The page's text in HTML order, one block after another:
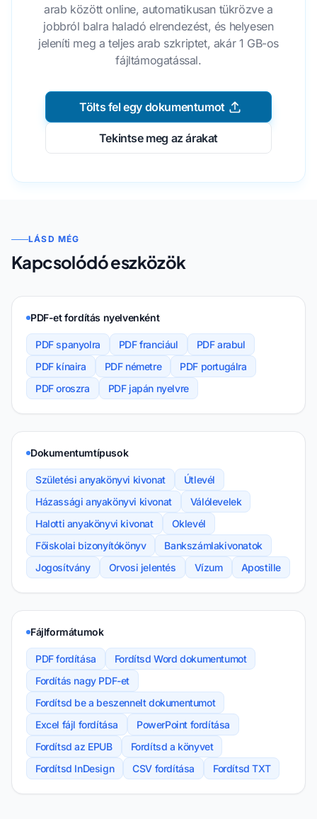
arab között online, automatikusan tükrözve a
jobbról balra haladó elrendezést, és helyesen
jeleníti meg a teljes arab szkriptet, akár 1 GB-os
fájltámogatással.
Tölts fel egy dokumentumot
Tekintse meg az árakat
LÁSD MÉG
Kapcsolódó eszközök
PDF-et fordítás nyelvenként
PDF spanyolra PDF franciául
PDF arabul
PDF kínaira
PDF németre
PDF portugálra
PDF oroszra
PDF japán nyelvre
Dokumentumtípusok
Születési anyakönyvi kivonat
Útlevél
Házassági anyakönyvi kivonat
Válólevelek
Halotti anyakönyvi kivonat
Oklevél
Főiskolai bizonyítókönyv
Bankszámlakivonatok
Jogosítvány
Orvosi jelentés Vízum Apostille
Fájlformátumok
PDF fordítása
Fordítsd Word dokumentumot
Fordítás nagy PDF-et
Fordítsd be a beszennelt dokumentumot
Excel fájl fordítása
PowerPoint fordítása
Fordítsd az EPUB
Fordítsd a könyvet
Fordítsd InDesign
CSV fordítása Fordítsd TXT